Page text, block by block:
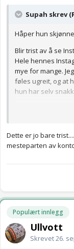
Supah skrev
Håper hun
Blir trist av å se
Hele hennes
mye for mange.
føles ugreit, og at
hun har selv
sine hjerter, fått
å kjempe. Men
enormt viktig for
Dette er jo bare
mesteparten av
Populært innlegg
Ullvott
Skrevet26.